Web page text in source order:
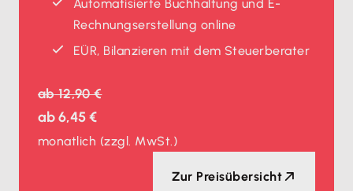
Automatisierte Buchhaltung und E-
Rechnungserstellung online
EÜR, Bilanzieren mit dem Steuerberater
ab12,90 €
ab6,45 €
monatlich (zzgl. MwSt.)
Zur Preisübersicht